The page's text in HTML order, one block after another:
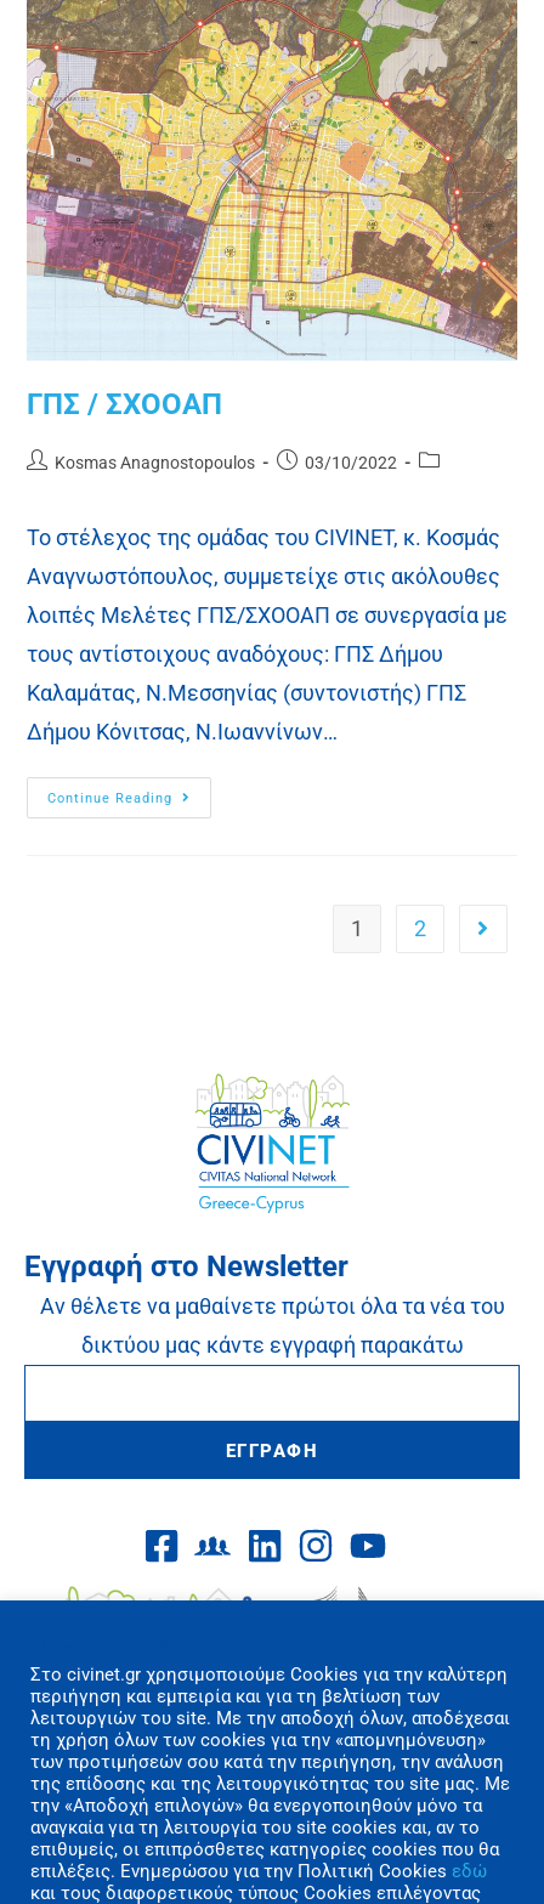
ΓΠΣ / ΣΧΟΟΑΠ
Kosmas Anagnostopoulos 03/10/2022
Το στέλεχος της ομάδας του CIVINET, κ. Κοσμάς
Αναγνωστόπουλος, συμμετείχε στις ακόλουθες
λοιπές Mελέτες ΓΠΣ/ΣΧΟΟΑΠ σε συνεργασία με
τους αντίστοιχους αναδόχους: ΓΠΣ Δήμου
Καλαμάτας, Ν.Μεσσηνίας (συντονιστής) ΓΠΣ
Δήμου Κόνιτσας, Ν.Ιωαννίνων…
Continue Reading
1 2
Εγγραφή στο Newsletter
Αν θέλετε να μαθαίνετε πρώτοι όλα τα νέα του
δικτύου μας κάντε εγγραφή παρακάτω
ΕΓΓΡΑΦΗ
Όροι Χρήσης/Πολιτική Απορρήτου
Επικοινωνία
Copyright 2026 CIVINET Greece-Cyprus
A.M.K.E. All rights reserved | Created by
Στo civinet.gr χρησιμοποιούμε Cookies για την καλύτερη
περιήγηση και εμπειρία και για τη βελτίωση των
λειτουργιών του site. Με την αποδοχή όλων, αποδέχεσαι
τη χρήση όλων των cookies για την «απομνημόνευση»
των προτιμήσεών σου κατά την περιήγηση, την ανάλυση
της επίδοσης και της λειτουργικότητας του site μας. Με
την «Αποδοχή επιλογών» θα ενεργοποιηθούν μόνο τα
αναγκαία για τη λειτουργία του site cookies και, αν το
επιθυμείς, οι επιπρόσθετες κατηγορίες cookies που θα
επιλέξεις. Ενημερώσου για την Πολιτική Cookies εδώ
και τους διαφορετικούς τύπους Cookies επιλέγοντας